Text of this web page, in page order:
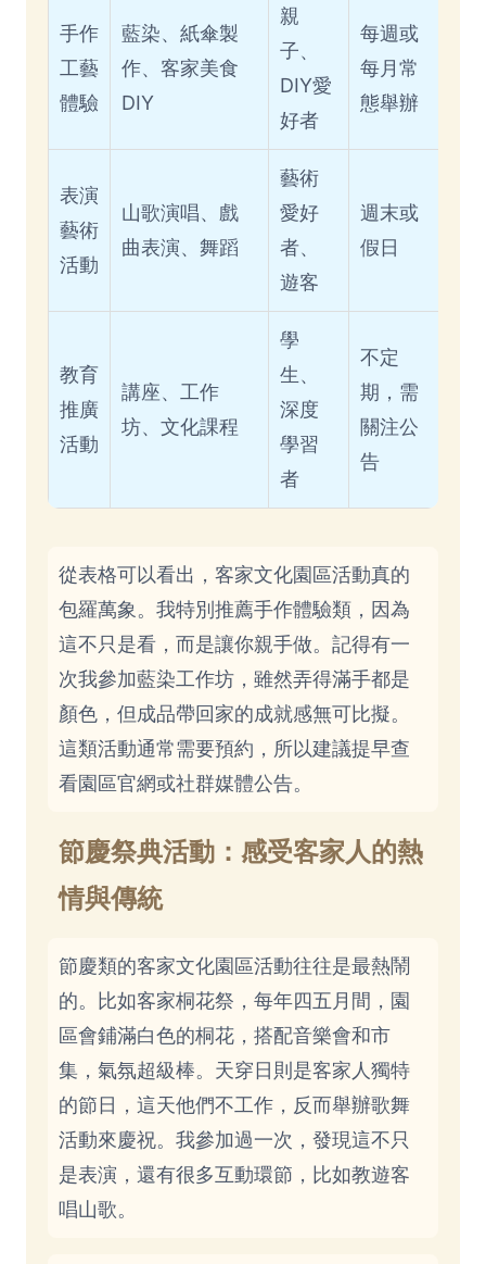
手作
工藝
體驗
藍染、紙傘製
作、客家美食
DIY
親
子、
DIY愛
好者
每週或
每月常
態舉辦
表演
藝術
活動
山歌演唱、戲
曲表演、舞蹈
藝術
愛好
者、
遊客
週末或
假日
教育
推廣
活動
講座、工作
坊、文化課程
學
生、
深度
學習
者
不定
期，需
關注公
告
從表格可以看出，客家文化園區活動真的
包羅萬象。我特別推薦手作體驗類，因為
這不只是看，而是讓你親手做。記得有一
次我參加藍染工作坊，雖然弄得滿手都是
顏色，但成品帶回家的成就感無可比擬。
這類活動通常需要預約，所以建議提早查
看園區官網或社群媒體公告。
節慶祭典活動：感受客家人的熱
情與傳統
節慶類的客家文化園區活動往往是最熱鬧
的。比如客家桐花祭，每年四五月間，園
區會鋪滿白色的桐花，搭配音樂會和市
集，氣氛超級棒。天穿日則是客家人獨特
的節日，這天他們不工作，反而舉辦歌舞
活動來慶祝。我參加過一次，發現這不只
是表演，還有很多互動環節，比如教遊客
唱山歌。